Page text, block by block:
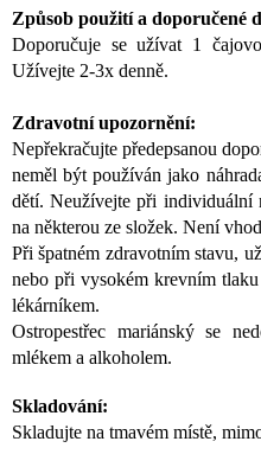
Způsob použití a doporučené
Doporučuje se užívat 1
Užívejte 2-3x denně.
Zdravotní upozornění:
Nepřekračujte předepsanou
neměl být používán jako
dětí. Neužívejte při individuální
na některou ze složek. Není
Při špatném zdravotním stavu,
nebo při vysokém krevním
lékárníkem.
Ostropestřec mariánský se
mlékem a alkoholem.
Skladování:
Skladujte na tmavém místě,